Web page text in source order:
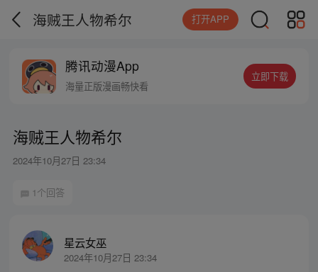
海贼王人物希尔 打开APP
腾讯动漫App
海量正版漫画畅快看
立即下载
海贼王人物希尔
2024年10月27日 23:34
1个回答
星云女巫
2024年10月27日 23:34